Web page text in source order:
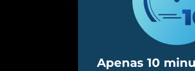
Apenas 10